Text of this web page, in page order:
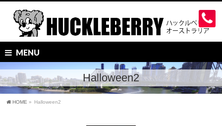
MENU
Halloween2
HOME » Halloween2